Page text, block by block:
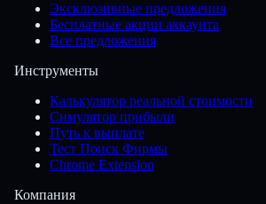
Эксклюзивные предложения
Бесплатные акции аккаунта
Все предложения
Инструменты
Калькулятор реальной стоимости
Симулятор прибыли
Путь к выплате
Тест Поиск Фирмы
Chrome Extension
Компания